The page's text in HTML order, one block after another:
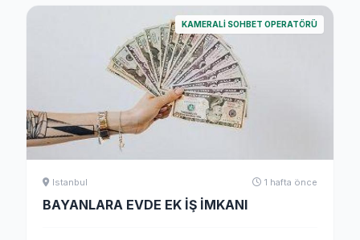
KAMERALI SOHBET OPERATÖRÜ
Istanbul 1 hafta önce
BAYANLARA EVDE EK İŞ İMKANI